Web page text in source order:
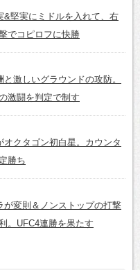
&堅実にミドルを入れて、右
でコピロフに快勝
と激しいグラウンドの攻防。
激闘を判定で制す
オクタゴン初白星。カウンタ
勝ち
が変則＆ノンストップの打撃
。UFC4連勝を果たす